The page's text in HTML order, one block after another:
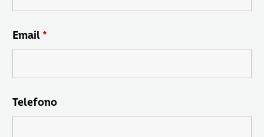
Email *
Telefono